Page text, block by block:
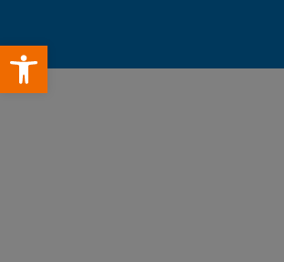
Open toolbar